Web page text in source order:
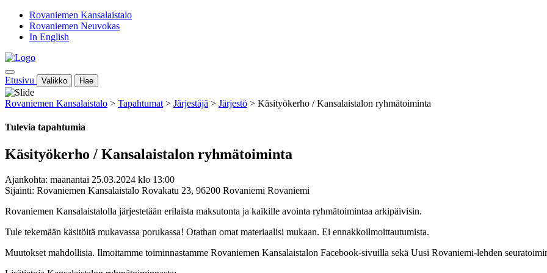
Rovaniemen Kansalaistalo
Rovaniemen Neuvokas
In English
Etusivu Valikko Hae
Rovaniemen Kansalaistalo > Tapahtumat > Järjestäjä > Järjestö > Käsityökerho / Kansalaistalon ryhmätoiminta
Tulevia tapahtumia
Käsityökerho / Kansalaistalon ryhmätoiminta
Ajankohta: maanantai 25.03.2024 klo 13:00
Sijainti: Rovaniemen Kansalaistalo Rovakatu 23, 96200 Rovaniemi Rovaniemi
Rovaniemen Kansalaistalolla järjestetään erilaista maksutonta ja kaikille avointa ryhmätoimintaa arkipäivisin.
Tule tekemään käsitöitä mukavassa porukassa! Otathan omat materiaalisi mukaan. Ei ennakkoilmoittautumista.
Muutokset mahdollisia. Ilmoitamme toiminnastamme Rovaniemen Kansalaistalon Facebook-sivuilla sekä Uusi Rovaniemi-lehden